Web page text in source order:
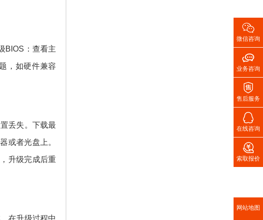
BIOS：查看主
，如硬件兼容
丢失。下载最
或者光盘上。
升级完成后重
在升级过程中

微信咨询

业务咨询

售后服务

在线咨询

索取报价
网站地图